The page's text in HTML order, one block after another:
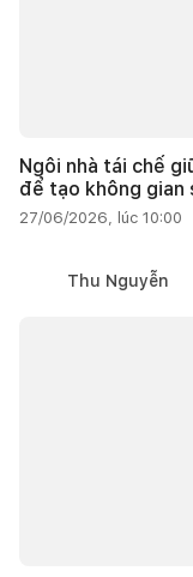
Ngôi nhà tái chế
để tạo không gian
27/06/2026, lúc 10:00
Thu Nguyễn